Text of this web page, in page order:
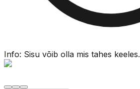
Info: Sisu võib olla mis tahes keeles.